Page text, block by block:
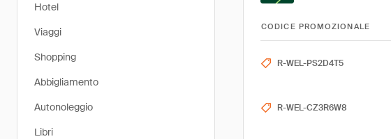
Hotel
Viaggi
Shopping
Abbigliamento
Autonoleggio
Libri
CODICE PROMOZIONALE
R-WEL-PS2D4T5
R-WEL-CZ3R6W8